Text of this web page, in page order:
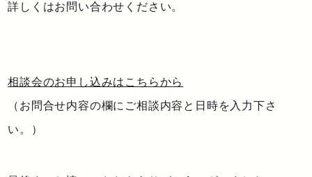
詳しくはお問い合わせください。
相談会のお申し込みはこちらから
（お問合せ内容の欄にご相談内容と日時を入力下さ
い。）